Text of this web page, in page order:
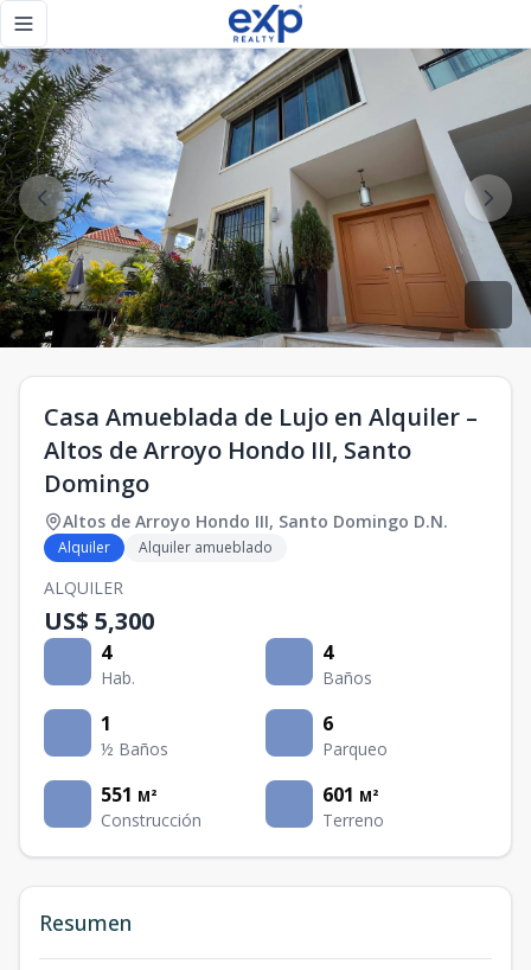
Toggle navigation menu
Casa Amueblada de Lujo en Alquiler –
Altos de Arroyo Hondo III, Santo
Domingo
Altos de Arroyo Hondo III, Santo Domingo D.N.
Alquiler Alquiler amueblado
ALQUILER
US$ 5,300
4
Hab.
4
Baños
1
½ Baños
6
Parqueo
551 M²
Construcción
601 M²
Terreno
Resumen
Casa Amueblada de Lujo en Alquiler – Altos de Arroyo